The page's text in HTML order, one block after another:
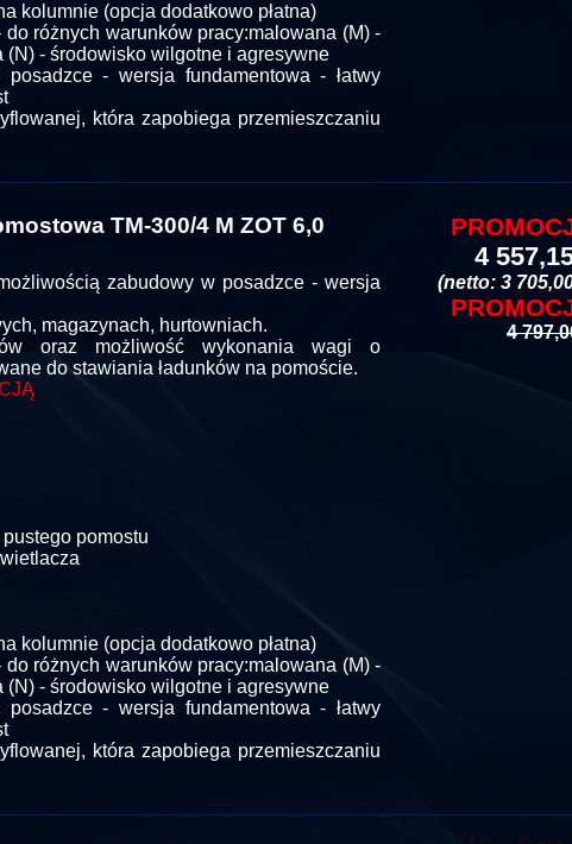
kolumnie (opcja dodatkowo płatna)
różnych warunków pracy:malowana (M) -
- środowisko wilgotne i agresywne
- wersja fundamentowa - łatwy
która zapobiega przemieszczaniu
TM-300/4 M ZOT 6,0
zabudowy w posadzce - wersja
magazynach, hurtowniach.
oraz możliwość wykonania wagi o
do stawiania ładunków na pomoście.
pomostu
kolumnie (opcja dodatkowo płatna)
różnych warunków pracy:malowana (M) -
- środowisko wilgotne i agresywne
- wersja fundamentowa - łatwy
która zapobiega przemieszczaniu
4
(netto: 3
4